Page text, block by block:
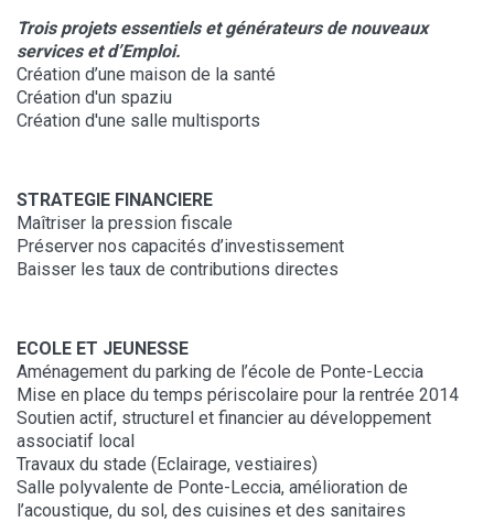
Trois projets essentiels et générateurs de nouveaux
services et d’Emploi.
Création d’une maison de la santé
Création d'un spaziu
Création d'une salle multisports
STRATEGIE FINANCIERE
Maîtriser la pression fiscale
Préserver nos capacités d’investissement
Baisser les taux de contributions directes
ECOLE ET JEUNESSE
Aménagement du parking de l’école de Ponte-Leccia
Mise en place du temps périscolaire pour la rentrée 2014
Soutien actif, structurel et financier au développement
associatif local
Travaux du stade (Eclairage, vestiaires)
Salle polyvalente de Ponte-Leccia, amélioration de
l’acoustique, du sol, des cuisines et des sanitaires